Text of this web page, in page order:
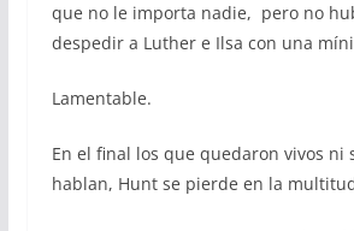
que no le importa nadie, pero no
despedir a Luther e Ilsa con una
Lamentable.
En el final los que quedaron vivos ni
hablan, Hunt se pierde en la